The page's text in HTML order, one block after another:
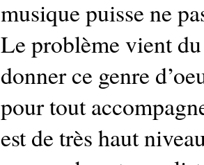
musique puisse ne
Le problème vient
donner ce genre
pour tout
est de très haut